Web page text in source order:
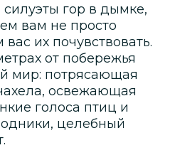
гор в дымке,
вам не просто
их почувствовать.
от побережья
мир: потрясающая
освежающая
голоса птиц и
целебный